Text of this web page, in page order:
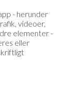
- herunder
videoer,
elementer -
eller